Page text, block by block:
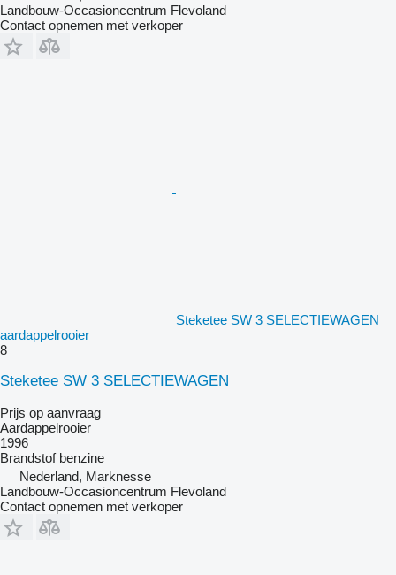
Landbouw-Occasioncentrum Flevoland
Contact opnemen met verkoper
Steketee SW 3 SELECTIEWAGEN
aardappelrooier
8
Steketee SW 3 SELECTIEWAGEN
Prijs op aanvraag
Aardappelrooier
1996
Brandstof benzine
Nederland, Marknesse
Landbouw-Occasioncentrum Flevoland
Contact opnemen met verkoper